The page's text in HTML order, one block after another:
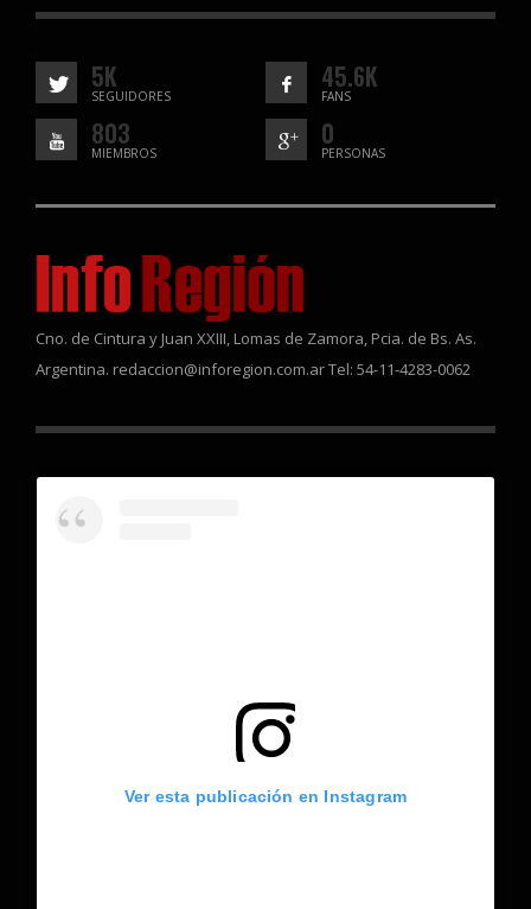
5K
SEGUIDORES
45.6K
FANS
803
MIEMBROS
0
PERSONAS
Cno. de Cintura y Juan XXIII, Lomas de Zamora, Pcia. de Bs. As.
Argentina. redaccion@inforegion.com.ar Tel: 54-11-4283-0062
Ver esta publicación en Instagram